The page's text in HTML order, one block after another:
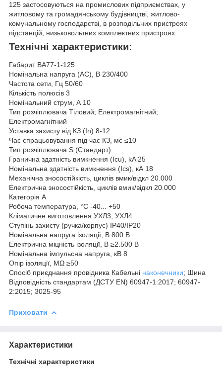
125 застосовуються на промислових підприємствах, у
житловому та громадянському будівництві, житлово-
комунальному господарстві, в розподільних пристроях
підстанцій, низьковольтних комплектних пристроях.
Технічні характеристики:
Габарит ВА77-1-125
Номінальна напруга (AC), B 230/400
Частота сети, Гц 50/60
Кількість полюсів 3
Номінальний струм, А 10
Тип розчіплювача Тіловий; Електромагнітний;
Електромагнітний
Уставка захисту від КЗ (In) 8-12
Час спрацьовування під час КЗ, мс ≤10
Тип розчіплювача S (Стандарт)
Гранична здатність вимкнення (Icu), kA 25
Номінальна здатність вимкнення (Ics), кА 18
Механічна зносостійкість, циклів вмик/відкл 20.000
Електрична зносостійкість, циклів вмик/відкл 20.000
Категорія А
Робоча температура, °С -40... +50
Кліматичне виготовлення УХЛ3; УХЛ4
Ступінь захисту (ручка/корпус) IP40/IP20
Номінальна напруга ізоляції, В 800 В
Електрична міцність ізоляції, В ≥2.500 В
Номінальна імпульсна напруга, кВ 8
Опір ізоляції, MΩ ≥50
Спосіб приєднання провідника Кабельні наконечники; Шина
Відповідність стандартам (ДСТУ EN) 60947-1:2017; 60947-
2:2015; 3025-95
Приховати
Характеристики
Технічні характеристики